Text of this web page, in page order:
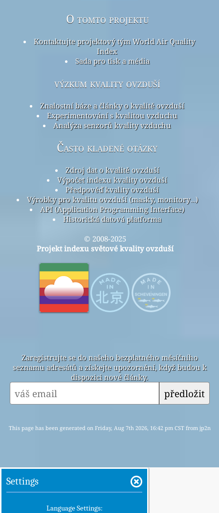
O tomto projektu
Kontaktujte projektový tým World Air Quality
Index
Sada pro tisk a média
výzkum kvality ovzduší
Znalostní báze a články o kvalitě ovzduší
Experimentování s kvalitou vzduchu
Analýza senzorů kvality vzduchu
Často kladené otázky
Zdroj dat o kvalitě ovzduší
Výpočet indexu kvality ovzduší
Předpověď kvality ovzduší
Výrobky pro kvalitu ovzduší (masky, monitory…)
API (Application Programming Interface)
Historická datová platforma
© 2008-2025
Projekt indexu světové kvality ovzduší
Zaregistrujte se do našeho bezplatného měsíčního
seznamu adresátů a získejte upozornění, když budou k
dispozici nové články.
předložit
This page has been generated on Friday, Aug 7th 2026, 16:42 pm CST from jp2n
Settings
Language Settings: